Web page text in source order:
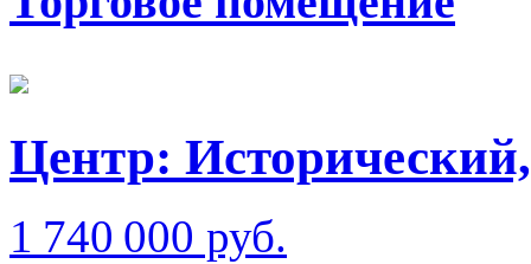
Центр:
1 740 000 руб.